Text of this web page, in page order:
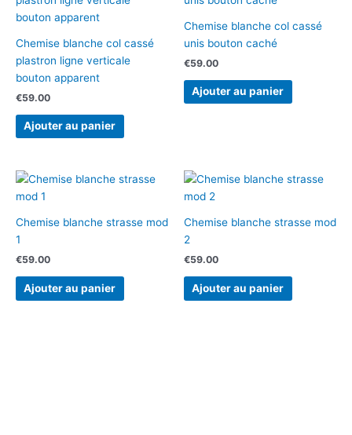
Chemise blanche col cassé
plastron ligne verticale
bouton apparent
€59.00
Ajouter au panier
Chemise blanche col cassé
unis bouton caché
€59.00
Ajouter au panier
Chemise blanche strasse mod
1
€59.00
Ajouter au panier
Chemise blanche strasse mod
2
€59.00
Ajouter au panier